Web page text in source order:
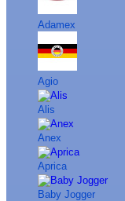
Adamex
Agio
Alis
Anex
Aprica
Baby Jogger